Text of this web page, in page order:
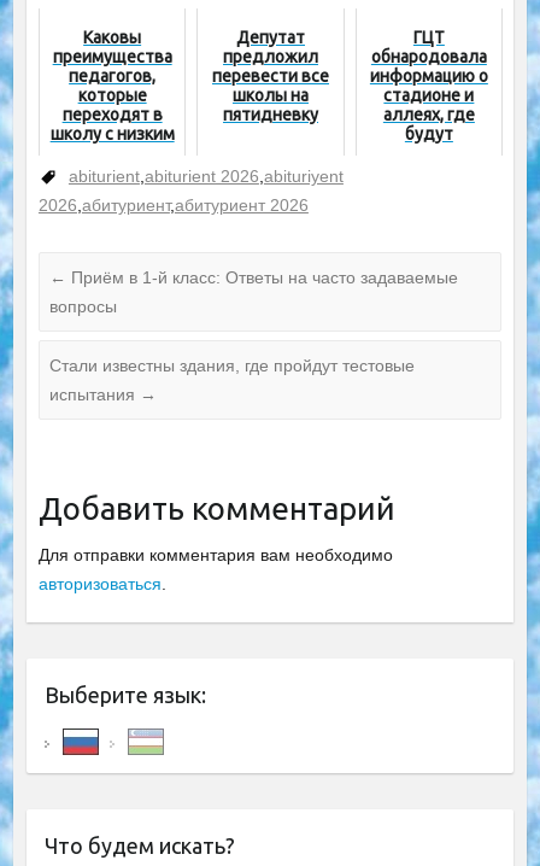
онлайн-
платформы
Каковы
преимущества
педагогов,
которые
переходят в
школу с низким
образования?
Депутат
предложил
перевести все
школы на
пятидневку
ГЦТ
обнародовала
информацию о
стадионе и
аллеях, где
будут
abiturient,abiturient 2026,abituriyent
2026,абитуриент,абитуриент 2026
← Приём в 1-й класс: Ответы на часто задаваемые
вопросы
Стали известны здания, где пройдут тестовые
испытания →
Добавить комментарий
Для отправки комментария вам необходимо
авторизоваться.
Выберите язык:
Что будем искать?